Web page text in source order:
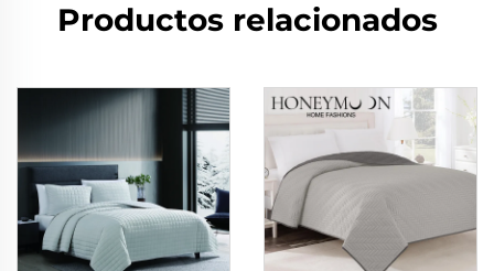
Productos relacionados